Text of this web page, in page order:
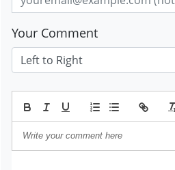
Your Comment